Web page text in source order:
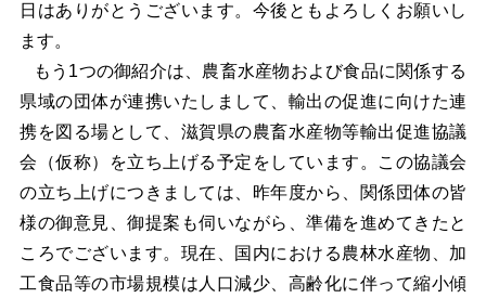
日はありがとうございます。今後ともよろしくお願いし
ます。
もう1つの御紹介は、農畜水産物および食品に関係する
県域の団体が連携いたしまして、輸出の促進に向けた連
携を図る場として、滋賀県の農畜水産物等輸出促進協議
会（仮称）を立ち上げる予定をしています。この協議会
の立ち上げにつきましては、昨年度から、関係団体の皆
様の御意見、御提案も伺いながら、準備を進めてきたと
ころでございます。現在、国内における農林水産物、加
工食品等の市場規模は人口減少、高齢化に伴って縮小傾